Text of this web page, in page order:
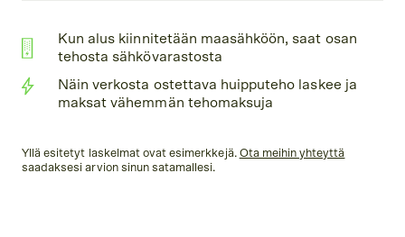
Kun alus kiinnitetään maasähköön, saat osan
tehosta sähkövarastosta
Näin verkosta ostettava huipputeho laskee ja
maksat vähemmän tehomaksuja
Yllä esitetyt laskelmat ovat esimerkkejä. Ota meihin yhteyttä
saadaksesi arvion sinun satamallesi.